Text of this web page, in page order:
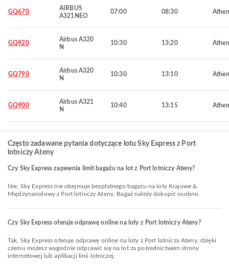
GQ670
AIRBUS
A321NEO
07:00 08:30
GQ920
Airbus A320
N
10:30 13:20
GQ790
Airbus A320
N
10:30 13:10
GQ900
Airbus A321
N
10:40 13:15
Często zadawane pytania dotyczące lotu Sky Express z Port
lotniczy Ateny
Czy Sky Express zapewnia limit bagażu na lot z Port lotniczy Ateny?
Nie, Sky Express nie obejmuje bezpłatnego bagażu na loty Krajowe &
Międzynarodowy z Port lotniczy Ateny. Bagaż należy dokupić osobno.
Czy Sky Express oferuje odprawę online na loty z Port lotniczy Ateny?
Tak, Sky Express oferuje odprawę online na loty z Port lotniczy Ateny, dzięki
czemu możesz wygodnie odprawić się na lot za pośrednictwem strony
internetowej lub aplikacji linii lotniczej.